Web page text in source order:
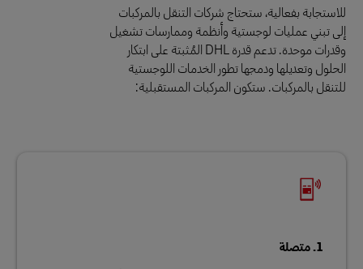
للاستجابة بفعالية، ستحتاج شركات التنقل بالمركبات
إلى تبني عمليات لوجستية وأنظمة وممارسات تشغيل
وقدرات موحدة. تدعم قدرة DHL المُثبتة على ابتكار
الحلول وتعديلها ودمجها تطور الخدمات اللوجستية
للتنقل بالمركبات. ستكون المركبات المستقبلية:
1. متصلة